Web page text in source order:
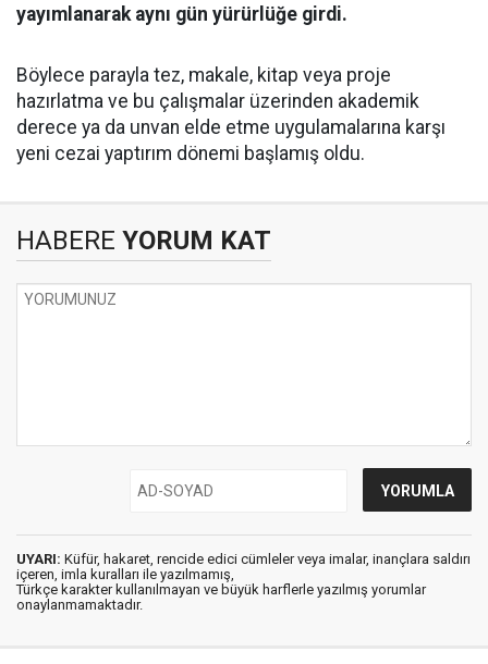
yayımlanarak aynı gün yürürlüğe girdi.
Böylece parayla tez, makale, kitap veya proje
hazırlatma ve bu çalışmalar üzerinden akademik
derece ya da unvan elde etme uygulamalarına karşı
yeni cezai yaptırım dönemi başlamış oldu.
HABERE YORUM KAT
UYARI: Küfür, hakaret, rencide edici cümleler veya imalar, inançlara saldırı
içeren, imla kuralları ile yazılmamış,
Türkçe karakter kullanılmayan ve büyük harflerle yazılmış yorumlar
onaylanmamaktadır.